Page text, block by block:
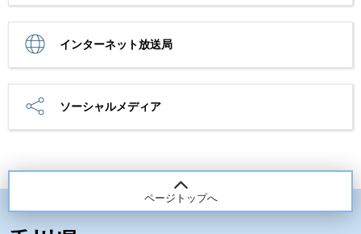
インターネット放送局
ソーシャルメディア
ページトップへ